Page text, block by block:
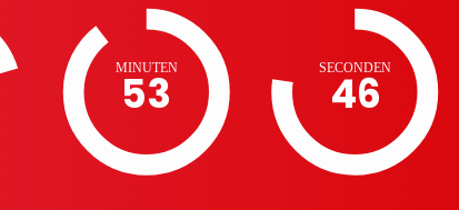
MINUTEN
53 SECONDEN
45